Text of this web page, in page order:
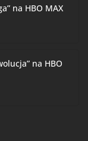
na HBO MAX
na HBO